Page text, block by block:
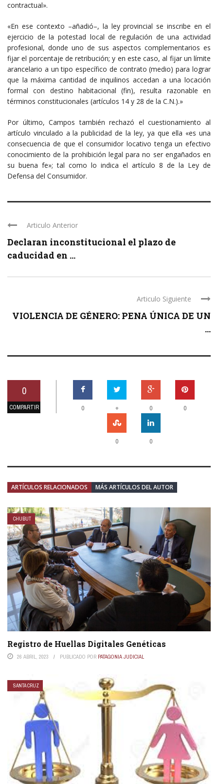
contractual».
«En ese contexto –añadió–, la ley provincial se inscribe en el
ejercicio de la potestad local de regulación de una actividad
profesional, donde uno de sus aspectos complementarios es
fijar el porcentaje de retribución; y en este caso, al fijar un límite
arancelario a un tipo específico de contrato (medio) para lograr
que la máxima cantidad de inquilinos accedan a una locación
formal con destino habitacional (fin), resulta razonable en
términos constitucionales (artículos 14 y 28 de la C.N.).»
Por último, Campos también rechazó el cuestionamiento al
artículo vinculado a la publicidad de la ley, ya que ella «es una
consecuencia de que el consumidor locativo tenga un efectivo
conocimiento de la prohibición legal para no ser engañados en
su buena fe»; tal como lo indica el artículo 8 de la Ley de
Defensa del Consumidor. ​
Articulo Anterior
Declaran inconstitucional el plazo de
caducidad en ...
Articulo Siguiente
VIOLENCIA DE GÉNERO: PENA ÚNICA DE UN
...
0
COMPARTIR 0 + 0 0
0 0
ARTÍCULOS RELACIONADOS MÁS ARTÍCULOS DEL AUTOR
CHUBUT
Registro de Huellas Digitales Genéticas
26 ABRIL, 2023 PUBLICADO POR PATAGONIA JUDICIAL
SANTA CRUZ